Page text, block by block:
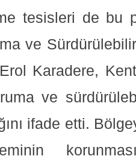
tesisleri de bu
ve
Karadere,
ve
ifade etti.